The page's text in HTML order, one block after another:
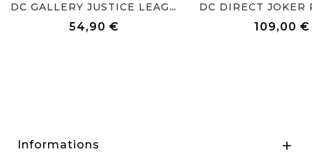
DC GALLERY JUSTICE LEAGUE...
54,90 €
DC DIRECT JOKER
109,00 €
Informations 